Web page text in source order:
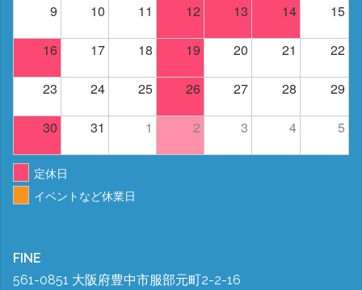
9 10 11 12 13 14 15
16 17 18 19 20 21 22
23 24 25 26 27 28 29
30 31 1 2 3 4 5
定休日
イベントなど休業日
FINE
561-0851 大阪府豊中市服部元町2-2-16